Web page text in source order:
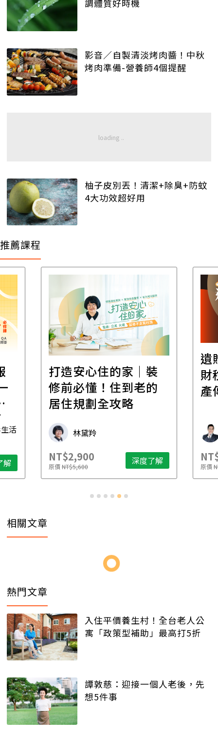
調體質好時機
影音／自製清淡烤肉醬！中秋
烤肉準備-營養師4個提醒
柚子皮別丟！清潔+除臭+防蚊
4大功效超好用
推薦課程
活
解
打造安心住的家｜裝
修前必懂！住到老的
居住規劃全攻略
林黛羚
NT$2,900
原價NT$5,600 深度了解
遺
財
產
原價
相關文章
熱門文章
入住平價養生村！全台老人公
寓「政策型補助」最高打5折
譚敦慈：迎接一個人老後，先
想5件事